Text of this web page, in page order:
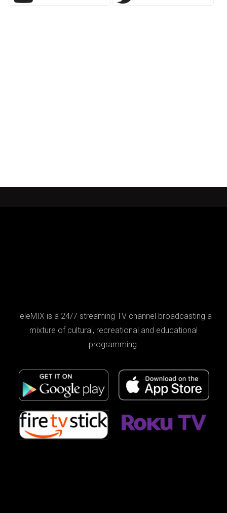
TeleMIX is a 24/7 streaming TV channel broadcasting a
mixture of cultural, recreational and educational
programming.